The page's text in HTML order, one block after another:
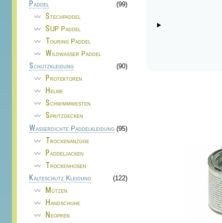
Paddel
(99)
Stechpaddel
SUP Paddel
Touring Paddel
Wildwasser Paddel
Schutzkleidung
(90)
Protektoren
Helme
Schwimmwesten
Spritzdecken
Wasserdichte Paddelkleidung (95)
Trockenanzüge
Paddeljacken
Trockenhosen
Kälteschutz Kleidung
(122)
Mützen
Handschuhe
Neopren